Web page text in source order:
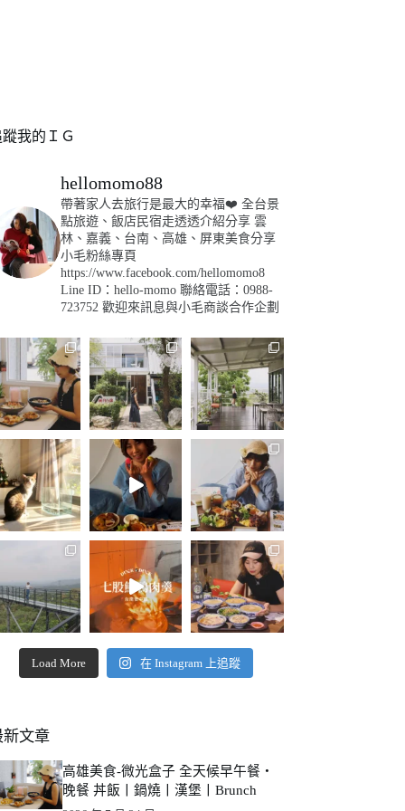
我的ＩＧ
hellomomo88
帶著家人去旅行是最大的幸福❤️ 全台景
點旅遊、飯店民宿走透透介紹分享 雲
林、嘉義、台南、高雄、屏東美食分享
小毛粉絲專頁
https://www.facebook.com/hellomomo8
Line ID：hello-momo聯絡電話：0988-
723752歡迎來訊息與小毛商談合作企劃
Load More 在 Instagram 上追蹤
新文章
高雄美食-微光盒子 全天候早午餐・
晚餐 丼飯丨鍋燒丨漢堡丨Brunch